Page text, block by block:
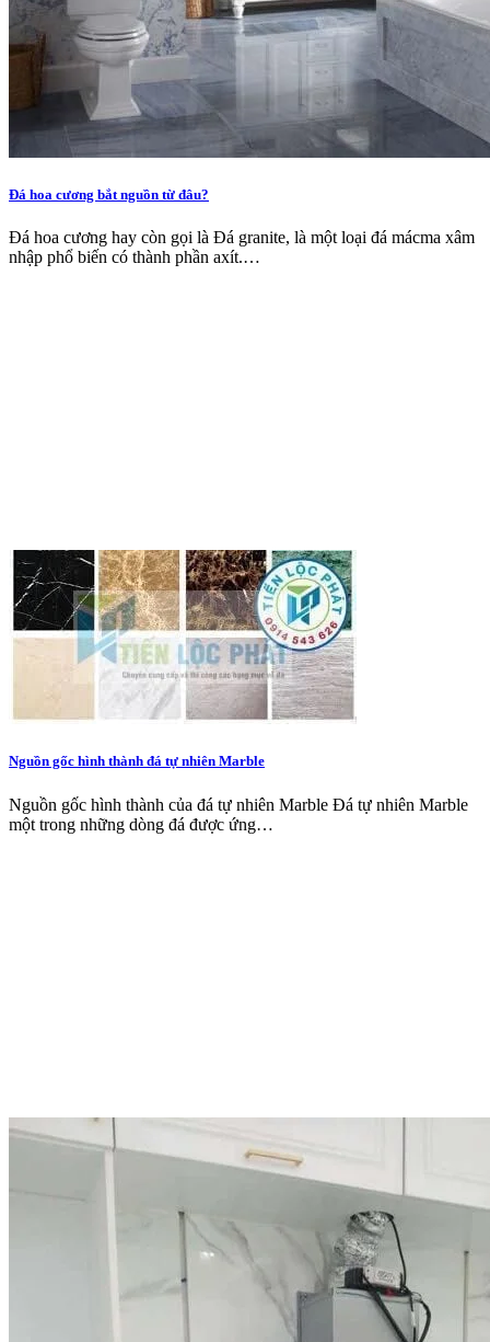
Đá hoa cương bắt nguồn từ đâu?
Đá hoa cương hay còn gọi là Đá granite, là một loại đá mácma xâm
nhập phổ biến có thành phần axít.…
Nguồn gốc hình thành đá tự nhiên Marble
Nguồn gốc hình thành của đá tự nhiên Marble Đá tự nhiên Marble
một trong những dòng đá được ứng…